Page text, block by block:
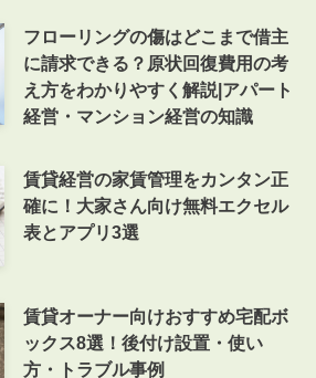
フローリングの傷はどこまで借主
に請求できる？原状回復費用の考
え方をわかりやすく解説|アパート
経営・マンション経営の知識
賃貸経営の家賃管理をカンタン正
確に！大家さん向け無料エクセル
表とアプリ3選
賃貸オーナー向けおすすめ宅配ボ
ックス8選！後付け設置・使い
方・トラブル事例